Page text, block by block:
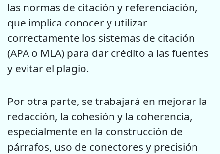
las normas de citación y referenciación,
que implica conocer y utilizar
correctamente los sistemas de citación
(APA o MLA) para dar crédito a las fuentes
y evitar el plagio.
Por otra parte, se trabajará en mejorar la
redacción, la cohesión y la coherencia,
especialmente en la construcción de
párrafos, uso de conectores y precisión